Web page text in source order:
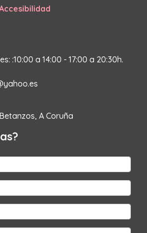
:10:00 a 14:00 - 17:00 a 20:30h.
A Coruña